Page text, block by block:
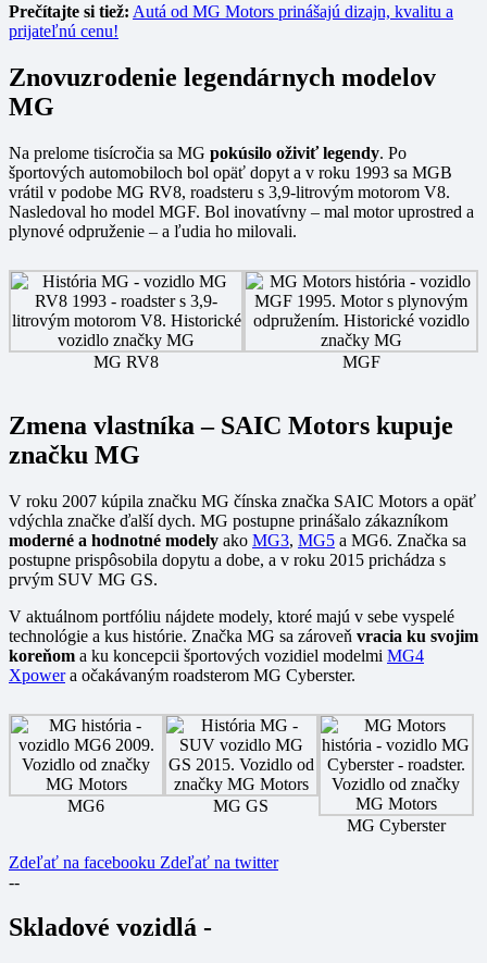
Prečítajte si tiež: Autá od MG Motors prinášajú dizajn, kvalitu a
prijateľnú cenu!
Znovuzrodenie legendárnych modelov
MG
Na prelome tisícročia sa MG pokúsilo oživiť legendy. Po
športových automobiloch bol opäť dopyt a v roku 1993 sa MGB
vrátil v podobe MG RV8, roadsteru s 3,9-litrovým motorom V8.
Nasledoval ho model MGF. Bol inovatívny – mal motor uprostred a
plynové odpruženie – a ľudia ho milovali.
MG RV8 MGF
Zmena vlastníka – SAIC Motors kupuje
značku MG
V roku 2007 kúpila značku MG čínska značka SAIC Motors a opäť
vdýchla značke ďalší dych. MG postupne prinášalo zákazníkom
moderné a hodnotné modely ako MG3, MG5 a MG6. Značka sa
postupne prispôsobila dopytu a dobe, a v roku 2015 prichádza s
prvým SUV MG GS.
V aktuálnom portfóliu nájdete modely, ktoré majú v sebe vyspelé
technológie a kus histórie. Značka MG sa zároveň vracia ku svojim
koreňom a ku koncepcii športových vozidiel modelmi MG4
Xpowera očakávaným roadsterom MG Cyberster.
MG6
MG GS
MG Cyberster
Zdeľať na facebooku Zdeľať na twitter
--
Skladové vozidlá -